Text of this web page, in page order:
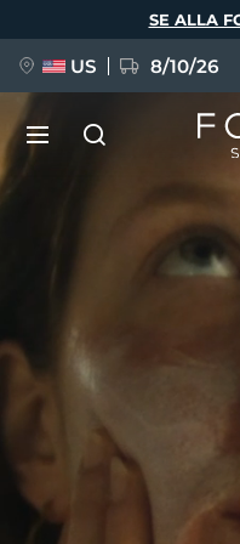
SE ALLA
US 8/10/26
FAQ™ Pure Beauty-
BREAKING NEWS
issa™ Teeth
English
Français
Türkçe
简体